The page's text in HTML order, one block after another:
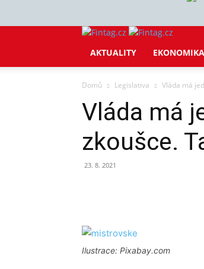
AKTUALITY EKONOMIKA
Domů Legislativa Vláda má
Vláda má
zkoušce.
23. 8. 2021
Ilustrace: Pixabay.com